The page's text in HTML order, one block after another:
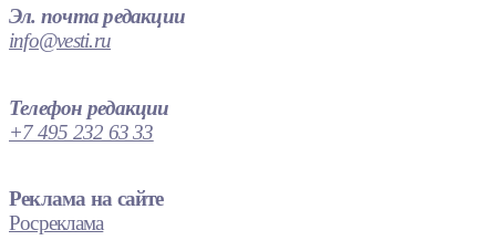
Эл. почта редакции
info@vesti.ru
Телефон редакции
+7 495 232 63 33
Реклама на сайте
Росреклама